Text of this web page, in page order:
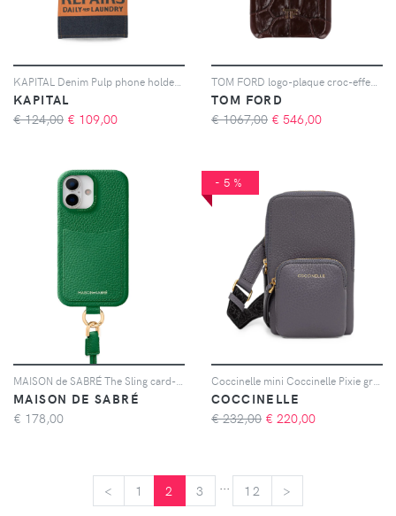
KAPITAL
€ 124,00 € 109,00
TOM FORD
€ 1067,00 € 546,00
MAISON DE SABRÉ
€ 178,00
-5%
COCCINELLE
€ 232,00 € 220,00
< 1 2 3 ... 12 >